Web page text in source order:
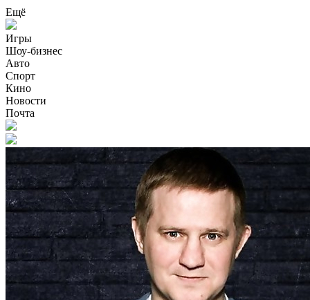
Ещё
Игры
Шоу-бизнес
Авто
Спорт
Кино
Новости
Почта